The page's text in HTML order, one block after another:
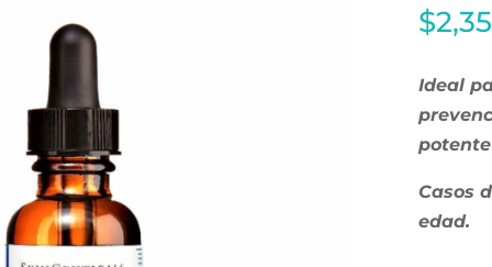
$
Ideal
Casos
edad.